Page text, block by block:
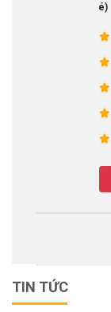
nhé)
TIN TỨC